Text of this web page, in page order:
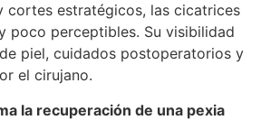
cortes estratégicos, las cicatrices
poco perceptibles. Su visibilidad
piel, cuidados postoperatorios y
el cirujano.
la recuperación de una pexia